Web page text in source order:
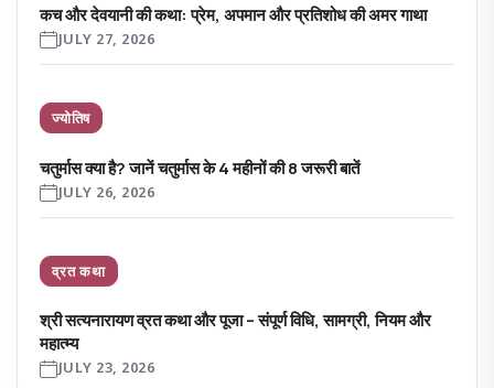
कच और देवयानी की कथा: प्रेम, अपमान और प्रतिशोध की अमर गाथा
JULY 27, 2026
ज्योतिष
चतुर्मास क्या है? जानें चतुर्मास के 4 महीनों की 8 जरूरी बातें
JULY 26, 2026
व्रत कथा
श्री सत्यनारायण व्रत कथा और पूजा – संपूर्ण विधि, सामग्री, नियम और
महात्म्य
JULY 23, 2026